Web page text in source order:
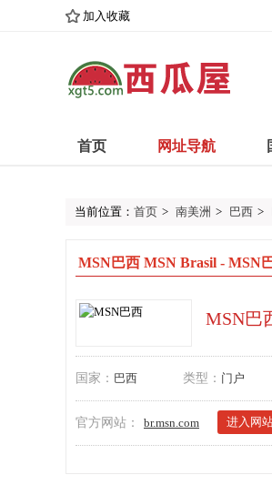
加入收藏
首页 网址导航
当前位置： 首页 > 南美洲 > 巴西 >
MSN巴西 MSN Brasil - MSN
MSN巴
国家： 巴西 类型： 门户
官方网站： br.msn.com 进入网